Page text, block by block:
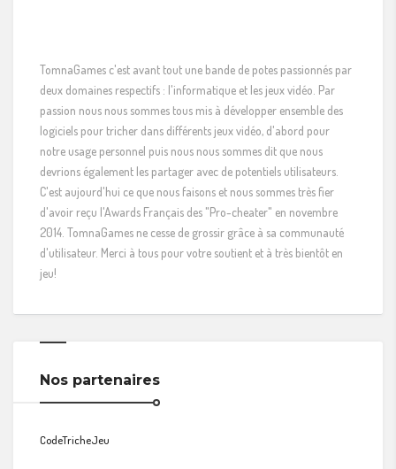
TomnaGames c'est avant tout une bande de potes passionnés par
deux domaines respectifs : l'informatique et les jeux vidéo. Par
passion nous nous sommes tous mis à développer ensemble des
logiciels pour tricher dans différents jeux vidéo, d'abord pour
notre usage personnel puis nous nous sommes dit que nous
devrions également les partager avec de potentiels utilisateurs.
C'est aujourd'hui ce que nous faisons et nous sommes très fier
d'avoir reçu l'Awards Français des "Pro-cheater" en novembre
2014. TomnaGames ne cesse de grossir grâce à sa communauté
d'utilisateur. Merci à tous pour votre soutient et à très bientôt en
jeu!
Nos partenaires
CodeTricheJeu